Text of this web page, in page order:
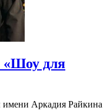
«Шоу для
имени Аркадия Райкина